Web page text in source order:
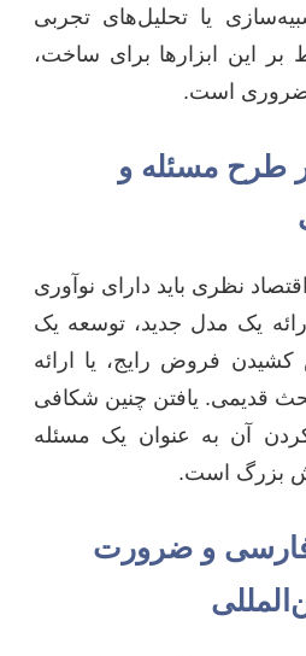
یا تحلیل‌های تجربی
بر این ابزارها برای ساخت،
ضروری است.
طرح مسئله و
نظری باید دارای نوآوری
یک مدل جدید، توسعه یک
فروض رایج، یا ارائه
قدیمی. یافتن چنین شکافی
آن به عنوان یک مسئله
بزرگ است.
فارسی و ضرورت